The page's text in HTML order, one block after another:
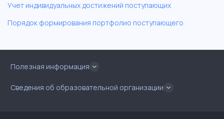
Учет индивидуальных достижений поступающих
Порядок формирования портфолио поступающего
Полезная информация
Сведения об образовательной организации